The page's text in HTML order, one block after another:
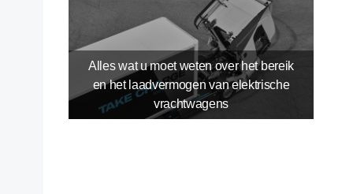
Alles wat u moet weten over het bereik
en het laadvermogen van elektrische
vrachtwagens